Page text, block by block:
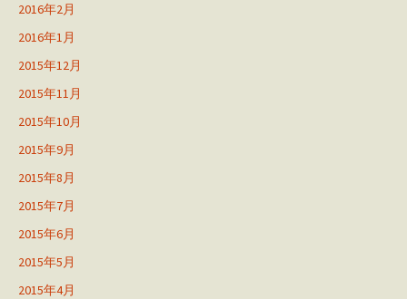
2016年2月
2016年1月
2015年12月
2015年11月
2015年10月
2015年9月
2015年8月
2015年7月
2015年6月
2015年5月
2015年4月